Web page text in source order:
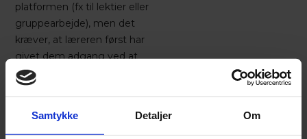
Samtykke Detaljer Om
platformen (fx til lektier eller
gruppearbejde), men det
kræver, at læreren først har
givet dem adgang ved at
"booke" materialet til dem.
CFU har en instruktiv og
http://wiki.mitcfu.dk/